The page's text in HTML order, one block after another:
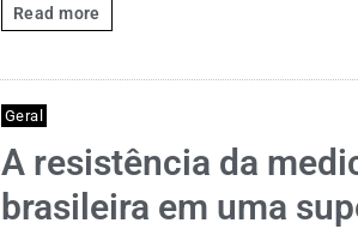
Read more
Geral
A resistência da
brasileira em uma